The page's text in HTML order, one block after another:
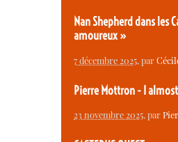
Nan Shepherd dans les
amoureux »
7 décembre 2025, par
Pierre Mottron - I
23 novembre 2025, par